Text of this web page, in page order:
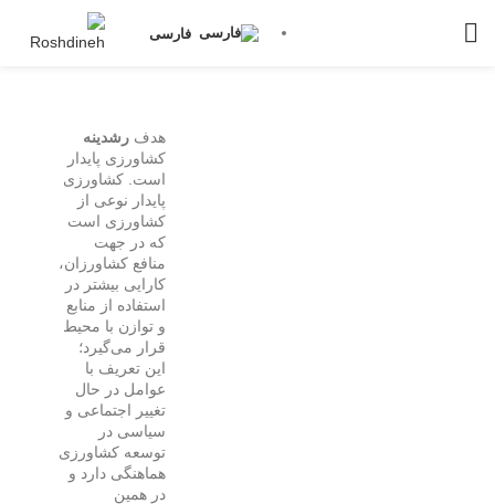
فارسی
هدف رشدینه
کشاورزی پایدار
است. کشاورزی
پایدار نوعی از
کشاورزی است
که در جهت
منافع کشاورزان،
کارایی بیشتر در
استفاده از منابع
و توازن با محیط
قرار می‌گیرد؛
این تعریف با
عوامل در حال
تغییر اجتماعی و
سیاسی در
توسعه کشاورزی
هماهنگی دارد و
در همین